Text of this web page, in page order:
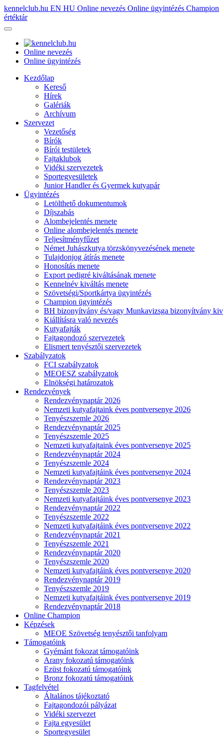
kennelclub.hu EN HU Online nevezés Online ügyintézés Champion
értéktár
Online nevezés
Online ügyintézés
Kezdőlap
Kereső
Hírek
Galériák
Archívum
Szervezet
Vezetőség
Bírók
Bírói testületek
Fajtaklubok
Vidéki szervezetek
Sportegyesületek
Junior Handler és Gyermek kutyapár
Ügyintézés
Letölthető dokumentumok
Díjszabás
Alombejelentés menete
Online alombejelentés menete
Teljesítményfűzet
Német Juhászkutya törzskönyvezésének menete
Tulajdonjog átírás menete
Honosítás menete
Export pedigré kiváltásának menete
Kennelnév kiváltás menete
Szövetségi/Sportkártya ügyintézés
Champion ügyintézés
BH bizonyítvány és/vagy Munkavizsga bizonyítvány
Kiállításra való nevezés
Kutyafajták
Fajtagondozó szervezetek
Elismert tenyésztői szervezetek
Szabályzatok
FCI szabályzatok
MEOESZ szabályzatok
Elnökségi határozatok
Rendezvények
Rendezvénynaptár 2026
Nemzeti kutyafajtaink éves pontversenye 2026
Tenyészszemle 2026
Rendezvénynaptár 2025
Tenyészszemle 2025
Nemzeti kutyafajtaink éves pontversenye 2025
Rendezvénynaptár 2024
Tenyészszemle 2024
Nemzeti kutyafajtáink éves pontversenye 2024
Rendezvénynaptár 2023
Tenyészszemle 2023
Nemzeti kutyafajtáink éves pontversenye 2023
Rendezvénynaptár 2022
Tenyészszemle 2022
Nemzeti kutyafajtáink éves pontversenye 2022
Rendezvénynaptár 2021
Tenyészszemle 2021
Rendezvénynaptár 2020
Tenyészszemle 2020
Nemzeti kutyafajtáink éves pontversenye 2020
Rendezvénynaptár 2019
Tenyészszemle 2019
Nemzeti kutyafajtáink éves pontversenye 2019
Rendezvénynaptár 2018
Online Champion
Képzések
MEOE Szövetség tenyésztői tanfolyam
Támogatóink
Gyémánt fokozat támogatóink
Arany fokozatú támogatóink
Ezüst fokozatú támogatóink
Bronz fokozatú támogatóink
Tagfelvétel
Általános tájékoztató
Fajtagondozói pályázat
Vidéki szervezet
Fajta egyesület
Sportegyesület